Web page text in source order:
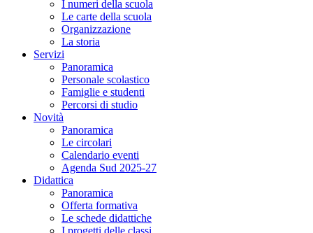
I numeri della scuola
Le carte della scuola
Organizzazione
La storia
Servizi
Panoramica
Personale scolastico
Famiglie e studenti
Percorsi di studio
Novità
Panoramica
Le circolari
Calendario eventi
Agenda Sud 2025-27
Didattica
Panoramica
Offerta formativa
Le schede didattiche
I progetti delle classi